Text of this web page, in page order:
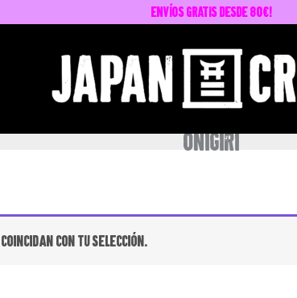
envíos GRATIS desde 80€!
onigiri
con tu selección.